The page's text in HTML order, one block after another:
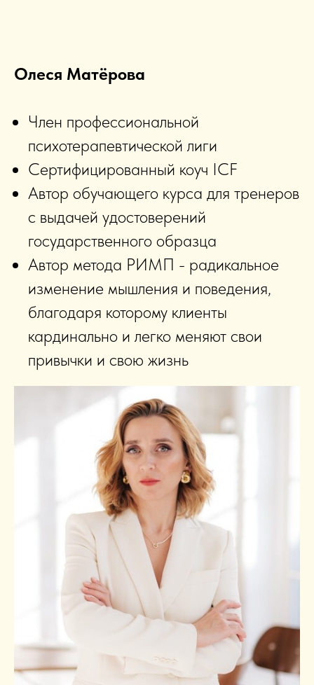
Олеся Матёрова
Член профессиональной
психотерапевтической лиги
Сертифицированный коуч ICF
Автор обучающего курса для тренеров
с выдачей удостоверений
государственного образца
Автор метода РИМП - радикальное
изменение мышления и поведения,
благодаря которому клиенты
кардинально и легко меняют свои
привычки и свою жизнь